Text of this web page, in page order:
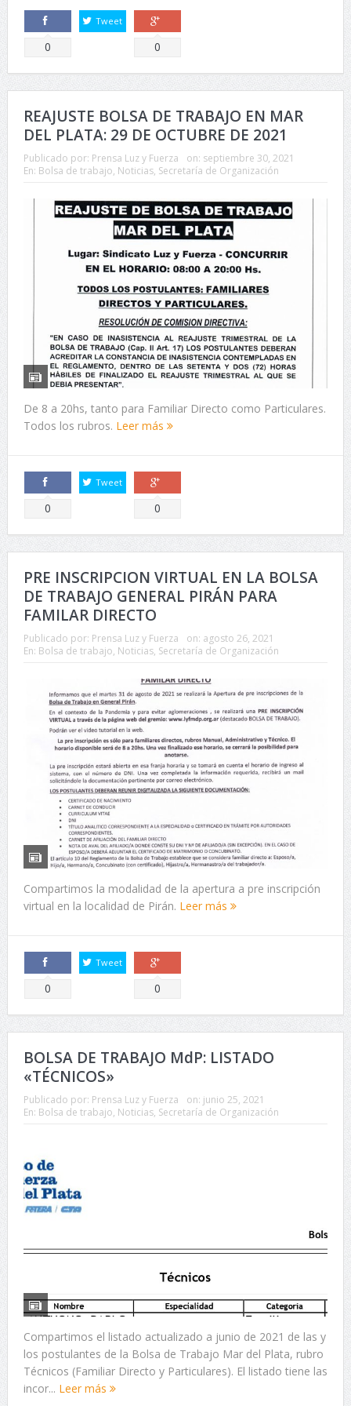
Comparte
0
Tweet
Comparte
0
REAJUSTE BOLSA DE TRABAJO EN MAR
DEL PLATA: 29 DE OCTUBRE DE 2021
Publicado por: Prensa Luz y Fuerza on: septiembre 30, 2021
En: Bolsa de trabajo, Noticias, Secretaría de Organización
De 8 a 20hs, tanto para Familiar Directo como Particulares.
Todos los rubros. Leer más
Comparte
0
Tweet
Comparte
0
PRE INSCRIPCION VIRTUAL EN LA BOLSA
DE TRABAJO GENERAL PIRÁN PARA
FAMILAR DIRECTO
Publicado por: Prensa Luz y Fuerza on: agosto 26, 2021
En: Bolsa de trabajo, Noticias, Secretaría de Organización
Compartimos la modalidad de la apertura a pre inscripción
virtual en la localidad de Pirán. Leer más
Comparte
0
Tweet
Comparte
0
BOLSA DE TRABAJO MdP: LISTADO
«TÉCNICOS»
Publicado por: Prensa Luz y Fuerza on: junio 25, 2021
En: Bolsa de trabajo, Noticias, Secretaría de Organización
Compartimos el listado actualizado a junio de 2021 de las y
los postulantes de la Bolsa de Trabajo Mar del Plata, rubro
Técnicos (Familiar Directo y Particulares). El listado tiene las
incor... Leer más